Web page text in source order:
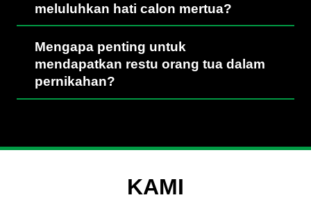
meluluhkan hati calon mertua?
Mengapa penting untuk
mendapatkan restu orang tua dalam
pernikahan?
KAMI